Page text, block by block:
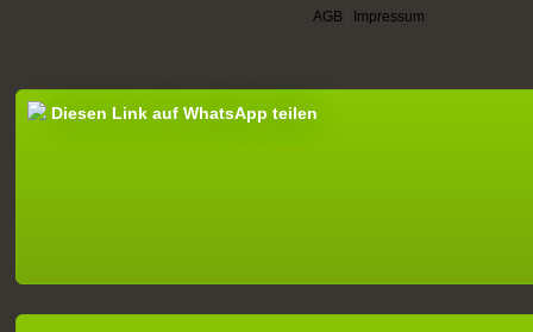
AGB Impressum
Diesen Link auf WhatsApp teilen